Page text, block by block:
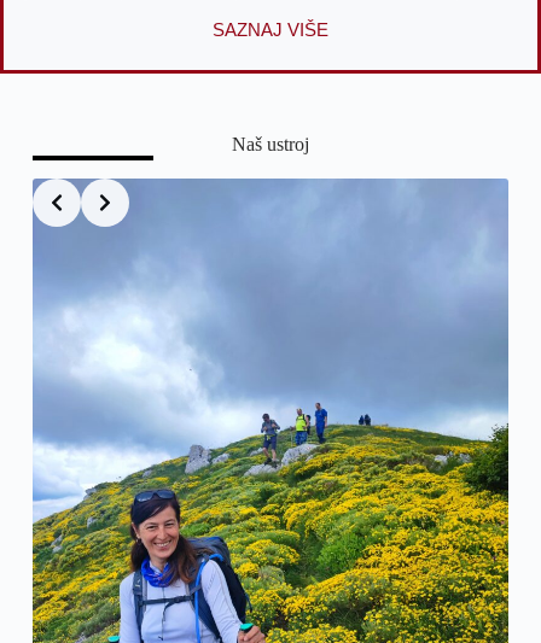
SAZNAJ VIŠE
Naš ustroj